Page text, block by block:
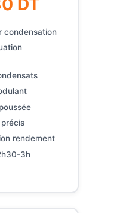
DT
condensation
rendement
3h